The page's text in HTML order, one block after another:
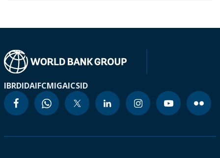
IBRDIDAIFCMIGAICSID